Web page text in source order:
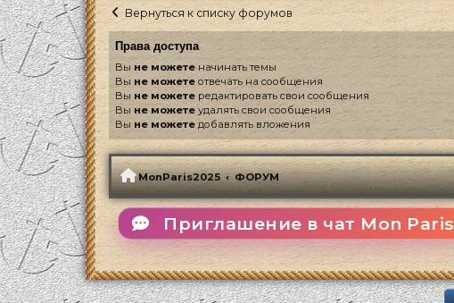
Вернуться к списку форумов
Права доступа
Выне можете начинать темы
Вы не можете отвечать на сообщения
Вы не можетередактировать свои сообщения
Вы не можетеудалять свои сообщения
Вы не можетедобавлять вложения
MonParis2025 ФОРУМ
Приглашение в чат Mon Paris